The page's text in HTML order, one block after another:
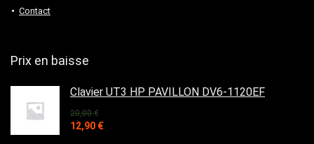
Contact
Prix en baisse
Clavier UT3 HP PAVILLON DV6-1120EF
20,00€
Le
12,90 €Le